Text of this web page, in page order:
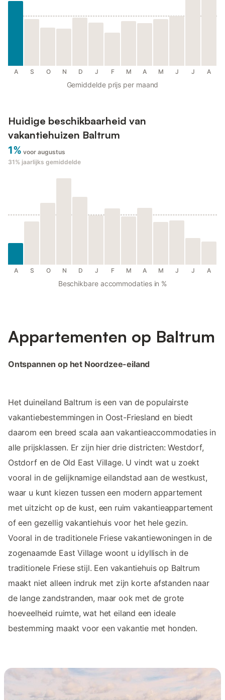
A S O N D J F M A M J J A
Gemiddelde prijs per maand
Huidige beschikbaarheid van
vakantiehuizen Baltrum
1% voor augustus
31% jaarlijks gemiddelde
A S O N D J F M A M J J A
Beschikbare accommodaties in %
Appartementen op Baltrum
Ontspannen op het Noordzee-eiland
Het duineiland Baltrum is een van de populairste
vakantiebestemmingen in Oost-Friesland en biedt
daarom een breed scala aan vakantieaccommodaties in
alle prijsklassen. Er zijn hier drie districten: Westdorf,
Ostdorf en de Old East Village. U vindt wat u zoekt
vooral in de gelijknamige eilandstad aan de westkust,
waar u kunt kiezen tussen een modern appartement
met uitzicht op de kust, een ruim vakantieappartement
of een gezellig vakantiehuis voor het hele gezin.
Vooral in de traditionele Friese vakantiewoningen in de
zogenaamde East Village woont u idyllisch in de
traditionele Friese stijl. Een vakantiehuis op Baltrum
maakt niet alleen indruk met zijn korte afstanden naar
de lange zandstranden, maar ook met de grote
hoeveelheid ruimte, wat het eiland een ideale
bestemming maakt voor een vakantie met honden.